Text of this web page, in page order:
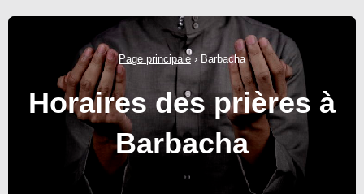
Page principale› Barbacha
Horaires des prières à
Barbacha